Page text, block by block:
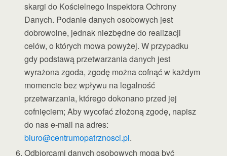
skargi do Kościelnego Inspektora Ochrony
Danych. Podanie danych osobowych jest
dobrowolne, jednak niezbędne do realizacji
celów, o których mowa powyżej. W przypadku
gdy podstawą przetwarzania danych jest
wyrażona zgoda, zgodę można cofnąć w każdym
momencie bez wpływu na legalność
przetwarzania, którego dokonano przed jej
cofnięciem; Aby wycofać złożoną zgodę, napisz
do nas e-mail na adres:
biuro@centrumopatrznosci.pl.
Odbiorcami danych osobowych mogą być